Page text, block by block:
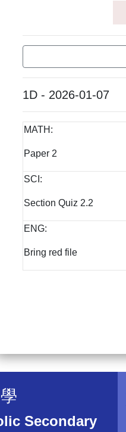
1D - 2026-01-07
MATH:
Paper 2
SCI:
Section Quiz 2.2
ENG:
Bring red file
Secondary